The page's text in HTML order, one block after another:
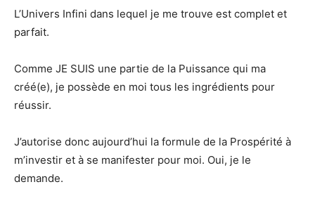
L’Univers Infini dans lequel je me trouve est complet et
parfait.
Comme JE SUIS une partie de la Puissance qui ma
créé(e), je possède en moi tous les ingrédients pour
réussir.
J’autorise donc aujourd’hui la formule de la Prospérité à
m’investir et à se manifester pour moi. Oui, je le
demande.